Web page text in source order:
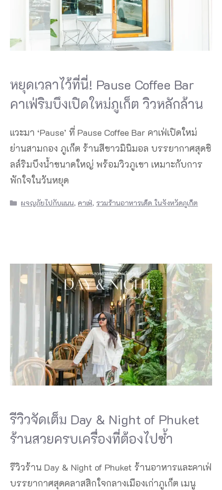
หยุดเวลาไว้ที่นี่! Pause Coffee Bar
คาเฟ่ริมบึงเปิดใหม่ภูเก็ต วิวหลักล้าน
แวะมา ‘Pause’ ที่ Pause Coffee Bar คาเฟ่เปิดใหม่
ย่านสามกอง ภูเก็ต ร้านสีขาวมินิมอล บรรยากาศสุดชิ
ลล์ริมบึงน้ำขนาดใหญ่ พร้อมวิวภูเขา เหมาะกับการ
พักใจในวันหยุด
Categories
ผจญภัยไปกับแนน,คาเฟ่, รวมร้านอาหารเด็ด ในจังหวัดภูเก็ต
รีวิวจัดเต็ม Day & Night of Phuket
ร้านสวยครบเครื่องที่ต้องไปซ้ำ
รีวิวร้าน Day & Night of Phuket ร้านอาหารและคาเฟ่
บรรยากาศสุดคลาสสิกใจกลางเมืองเก่าภูเก็ต เมนู